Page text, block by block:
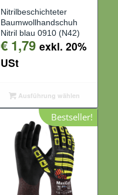
Nitrilbeschichteter
Baumwollhandschuh
Nitril blau 0910 (N42)
€1,79 exkl. 20%
USt
Ausführung wählen
Bestseller!